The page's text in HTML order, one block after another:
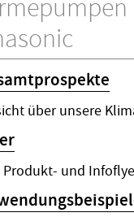
über unsere
Produkt- und